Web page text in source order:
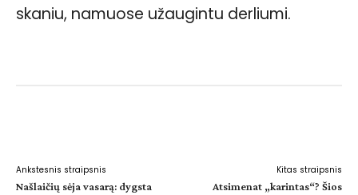
skaniu, namuose užaugintu derliumi.
Ankstesnis straipsnis
Našlaičių sėja vasarą: dygsta
Kitas straipsnis
Atsimenat „karintas“? Šios